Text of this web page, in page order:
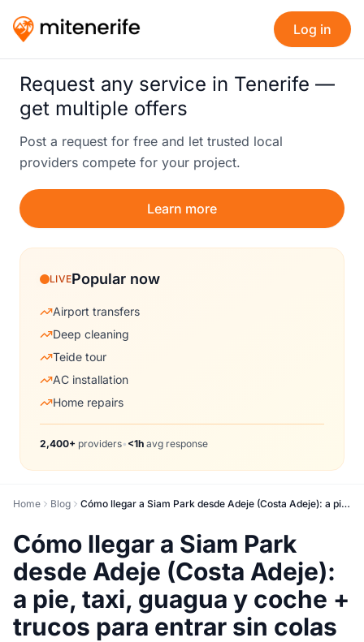
Log in
Request any service in Tenerife —
get multiple offers
Post a request for free and let trusted local
providers compete for your project.
Learn more
LIVEPopular now
Airport transfers
Deep cleaning
Teide tour
AC installation
Home repairs
2,400+ providers• <1h avg response
Home Blog Cómo llegar a Siam Park desde Adeje (Costa Adeje): a pie, taxi, guagua y coche + trucos para entrar sin colas
Cómo llegar a Siam Park
desde Adeje (Costa Adeje):
a pie, taxi, guagua y coche +
trucos para entrar sin colas